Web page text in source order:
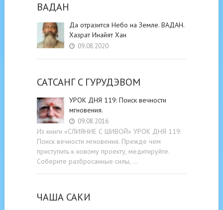
ВАДАН
Да отразится Небо на Земле. ВАДАН.
Хазрат Инайят Хан
09.08.2020
САТСАНГ C ГУРУДЭВОМ
УРОК ДНЯ 119: Поиск вечности
мгновения.
09.08.2016
Из книги «СЛИЯНИЕ С ШИВОЙ» УРОК ДНЯ 119:
Поиск вечности мгновения. Прежде чем
приступить к новому проекту, медитируйте.
Соберите разбросанные силы, …
ЧАША САКИ